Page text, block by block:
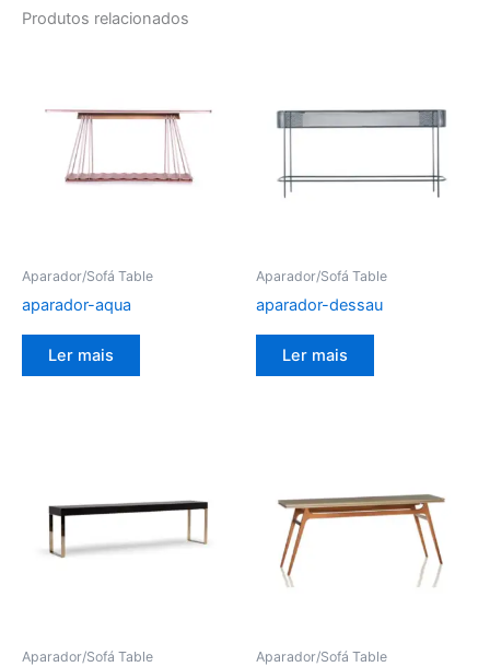
Produtos relacionados
Aparador/Sofá Table
aparador-aqua
Ler mais
Aparador/Sofá Table
aparador-dessau
Ler mais
Aparador/Sofá Table Aparador/Sofá Table